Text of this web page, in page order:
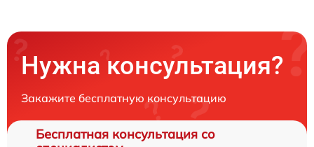
Нужна консультация?
Закажите бесплатную консультацию
Бесплатная консультация со